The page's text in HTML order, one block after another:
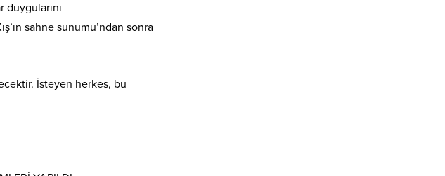
sahne sunumu’ndan sonra
İsteyen herkes, bu